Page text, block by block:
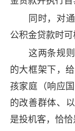
同时，对通
公积金贷款时可
这两条规则
的大框架下，
孩家庭（响应
的改善群体、
是投机客，恰恰